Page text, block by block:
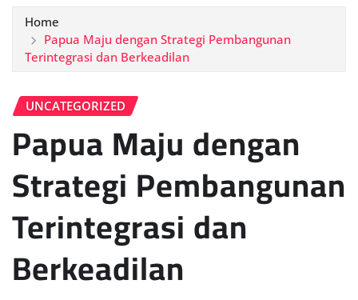
Home
Papua Maju dengan Strategi Pembangunan
Terintegrasi dan Berkeadilan
UNCATEGORIZED
Papua Maju dengan
Strategi Pembangunan
Terintegrasi dan
Berkeadilan